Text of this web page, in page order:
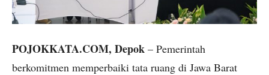
POJOKKATA.COM, Depok – Pemerintah
berkomitmen memperbaiki tata ruang di Jawa Barat